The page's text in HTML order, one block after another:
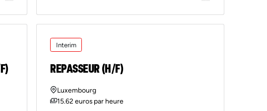
Interim
REPASSEUR (H/F)
Luxembourg
15.62 euros par heure